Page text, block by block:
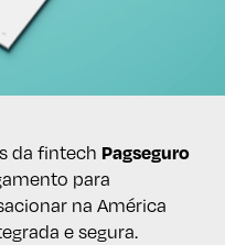
da fintech Pagseguro
para
na América
e segura.